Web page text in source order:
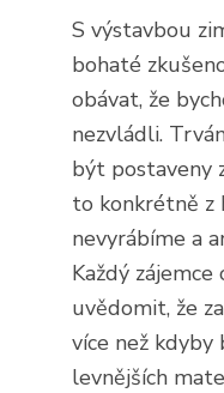
S výstavbou
bohaté
obávat, že
nezvládli.
být postaveny
to konkrétně z
nevyrábíme a
Každý
uvědomit, že
více než kdyby
levnějších